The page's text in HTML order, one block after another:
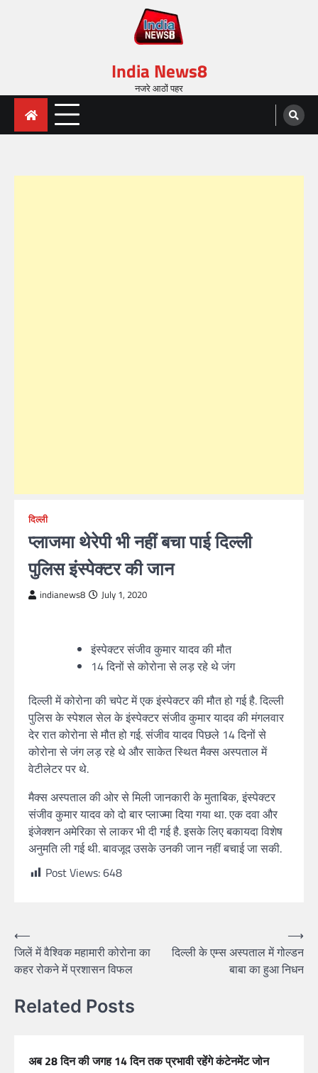
India News8
नजरे आठों पहर
दिल्ली
प्लाजमा थेरेपी भी नहीं बचा पाई दिल्ली
पुलिस इंस्पेक्टर की जान
indianews8 July 1, 2020
इंस्पेक्टर संजीव कुमार यादव की मौत
14 दिनों से कोरोना से लड़ रहे थे जंग
दिल्ली में कोरोना की चपेट में एक इंस्पेक्टर की मौत हो गई है. दिल्ली
पुलिस के स्पेशल सेल के इंस्पेक्टर संजीव कुमार यादव की मंगलवार
देर रात कोरोना से मौत हो गई. संजीव यादव पिछले 14 दिनों से
कोरोना से जंग लड़ रहे थे और साकेत स्थित मैक्स अस्पताल में
वेटीलेटर पर थे.
मैक्स अस्पताल की ओर से मिली जानकारी के मुताबिक, इंस्पेक्टर
संजीव कुमार यादव को दो बार प्लाज्मा दिया गया था. एक दवा और
इंजेक्शन अमेरिका से लाकर भी दी गई है. इसके लिए बकायदा विशेष
अनुमति ली गई थी. बावजूद उसके उनकी जान नहीं बचाई जा सकी.
Post Views:648
⟵
जिलें में वैश्विक महामारी कोरोना का
कहर रोकने में प्रशासन विफल
दिल्ली के एम्स अस्पताल में गोल्डन
बाबा का हुआ निधन
⟶
Related Posts
अब 28 दिन की जगह 14 दिन तक प्रभावी रहेंगे कंटेनमेंट जोन